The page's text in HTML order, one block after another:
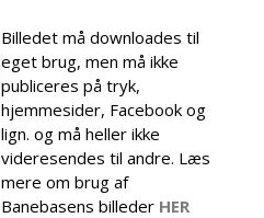
Billedet må downloades til
eget brug, men må ikke
publiceres på tryk,
hjemmesider, Facebook og
lign. og må heller ikke
videresendes til andre. Læs
mere om brug af
Banebasens billeder HER